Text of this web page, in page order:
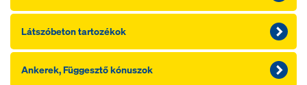
Látszóbeton tartozékok
Ankerek, Függesztő kónuszok